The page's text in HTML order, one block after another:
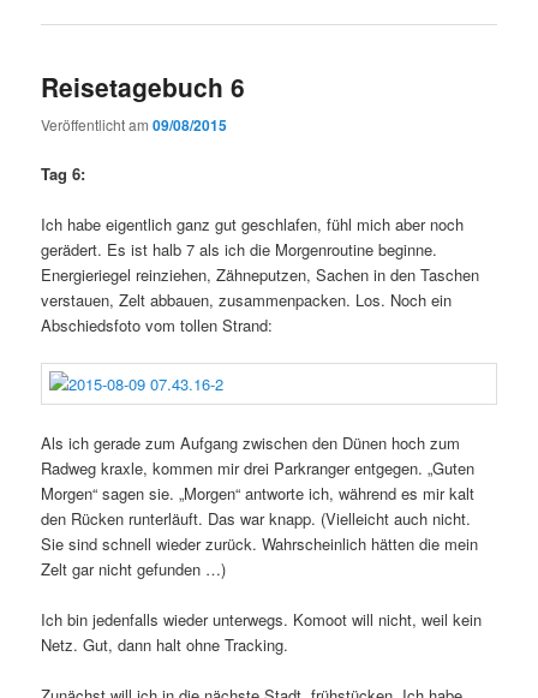
Reisetagebuch 6
Veröffentlicht am09/08/2015
Tag 6:
Ich habe eigentlich ganz gut geschlafen, fühl mich aber noch
gerädert. Es ist halb 7 als ich die Morgenroutine beginne.
Energieriegel reinziehen, Zähneputzen, Sachen in den Taschen
verstauen, Zelt abbauen, zusammenpacken. Los. Noch ein
Abschiedsfoto vom tollen Strand:
Als ich gerade zum Aufgang zwischen den Dünen hoch zum
Radweg kraxle, kommen mir drei Parkranger entgegen. „Guten
Morgen“ sagen sie. „Morgen“ antworte ich, während es mir kalt
den Rücken runterläuft. Das war knapp. (Vielleicht auch nicht.
Sie sind schnell wieder zurück. Wahrscheinlich hätten die mein
Zelt gar nicht gefunden …)
Ich bin jedenfalls wieder unterwegs. Komoot will nicht, weil kein
Netz. Gut, dann halt ohne Tracking.